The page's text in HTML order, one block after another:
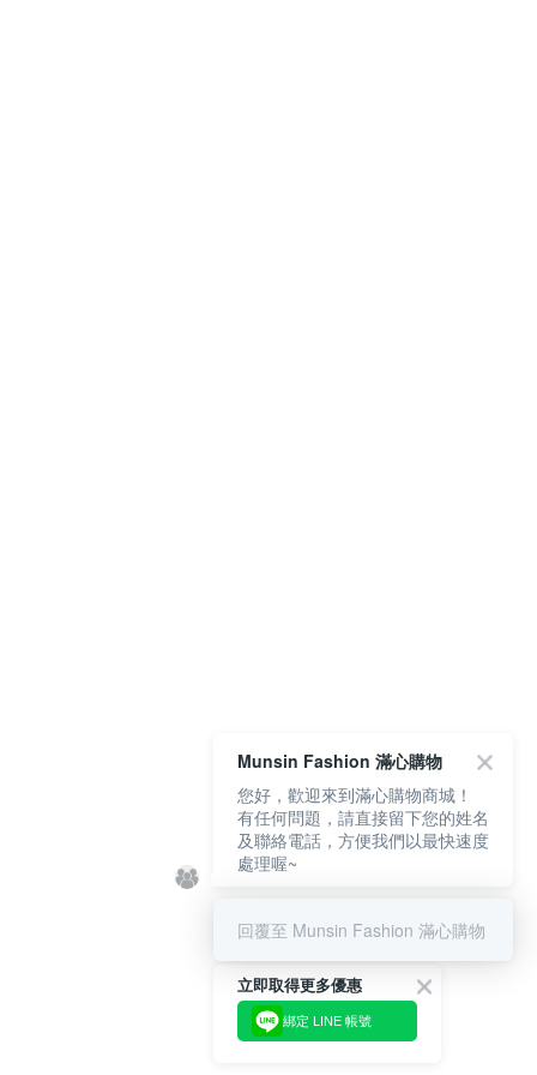
立即取得更多優惠
綁定 LINE 帳號
Munsin Fashion 滿心購物
您好，歡迎來到滿心購物商城！
有任何問題，請直接留下您的姓名
及聯絡電話，方便我們以最快速度
處理喔~
回覆至 Munsin Fashion 滿心購物